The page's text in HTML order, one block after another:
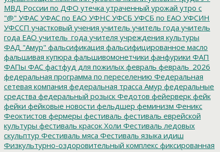
МВД России по ДФО утечка утраченный урожай утро с
"@" УФАС УФАС по ЕАО УФНС УФСБ УФСБ по ЕАО УФСИН
УФССП участковый учения учитель учитель года учитель
года ЕАО учитель_года учителя учреждения культуры
ФАД "Амур" фальсификация фальсифицированное масло
фальшивая купюра фальшивомонетчики фанфурики ФАП
ФАПы ФАС фастфуд для пожилых февраль февраль_2026
федеральная программа по переселению Федеральная
сетевая компания федеральная трасса Амур федеральные
средства федеральный розыск Федотов фейерверк фейк
фейки фейковые новости фельдшер феминизм Феникс
Феоктистов фермеры фестиваль фестиваль еврейской
культуры фестиваль красок Холи Фестиваль ледовых
скульптур Фестиваль мяса Фестиваль языка идиш
Физкультурно-оздоровительный комплекс фиксированная